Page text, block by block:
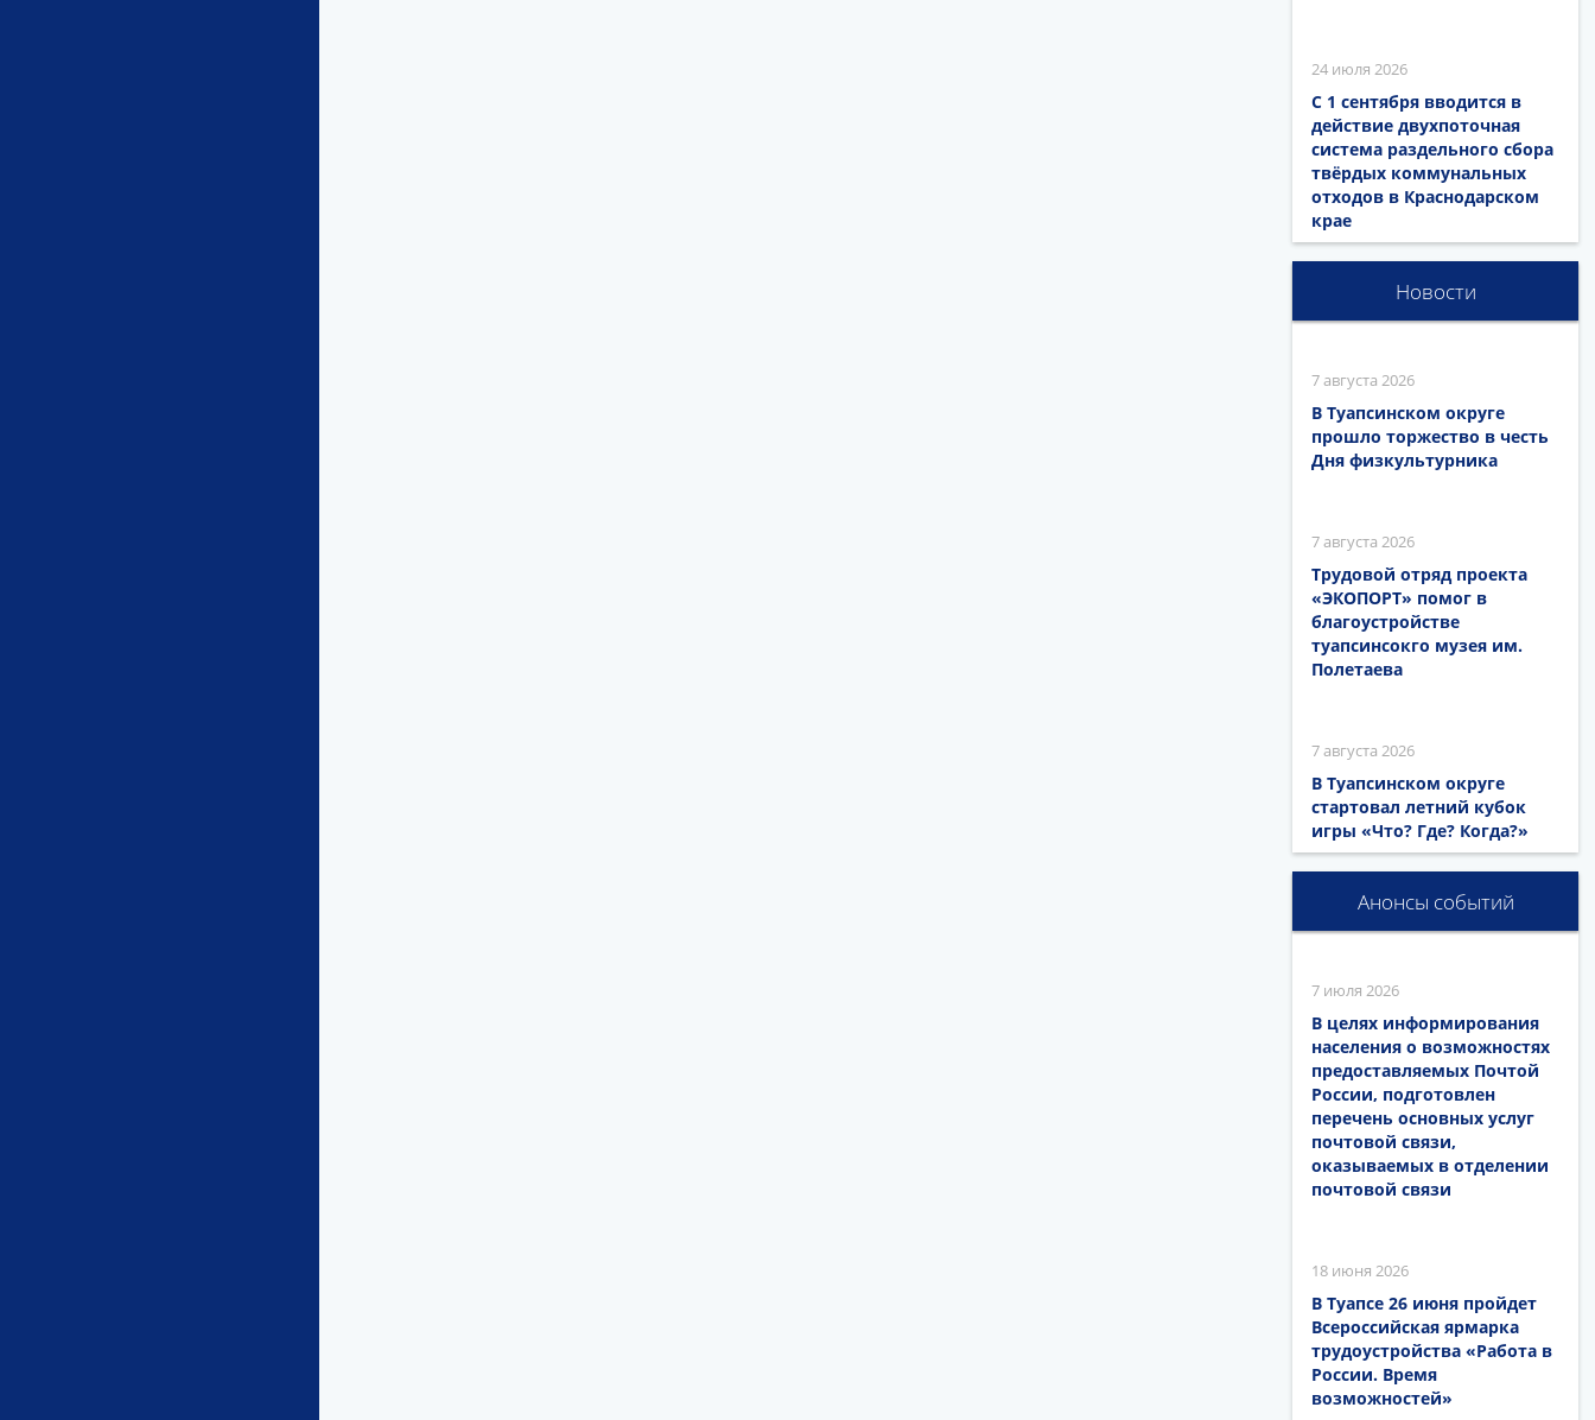
24 июля 2026
С 1 сентября вводится в
действие двухпоточная
система раздельного сбора
твёрдых коммунальных
отходов в Краснодарском
крае
Новости
7 августа 2026
В Туапсинском округе
прошло торжество в честь
Дня физкультурника
7 августа 2026
Трудовой отряд проекта
«ЭКОПОРТ» помог в
благоустройстве
туапсинсокго музея им.
Полетаева
7 августа 2026
В Туапсинском округе
стартовал летний кубок
игры «Что? Где? Когда?»
Анонсы событий
7 июля 2026
В целях информирования
населения о возможностях
предоставляемых Почтой
России, подготовлен
перечень основных услуг
почтовой связи,
оказываемых в отделении
почтовой связи
18 июня 2026
В Туапсе 26 июня пройдет
Всероссийская ярмарка
трудоустройства «Работа в
России. Время
возможностей»